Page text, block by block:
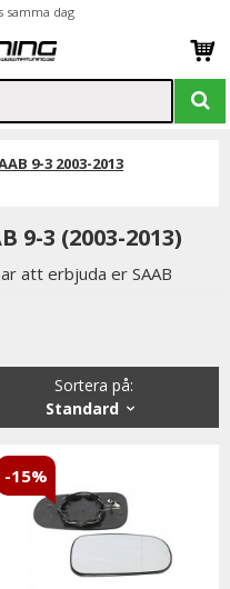
samma dag
9-3 2003-2013
9-3 (2003-2013)
att erbjuda er SAAB
intresse för bilstyling &
vi erbjuder håller
har ett brinnande
svarar gladeligen på era
- 16 kan ni nå oss via
via
Sortera på:
Standard
-15%